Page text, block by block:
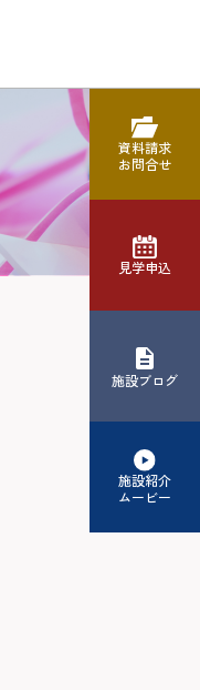
資料請求
お問合せ
見学申込
施設ブログ
施設紹介
ムービー